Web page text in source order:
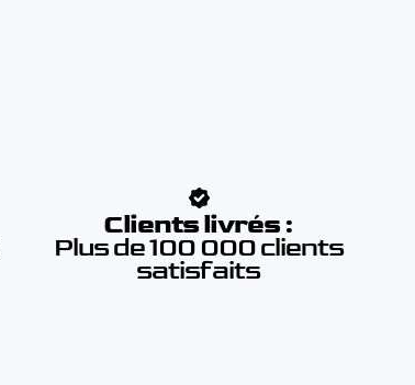
Clients livrés :
Plus de 100 000 clients
satisfaits